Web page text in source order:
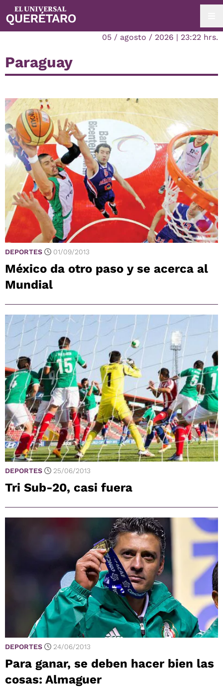
05 / agosto / 2026 | 23:22 hrs.
Paraguay
DEPORTES 01/09/2013
México da otro paso y se acerca al
Mundial
DEPORTES 25/06/2013
Tri Sub-20, casi fuera
DEPORTES 24/06/2013
Para ganar, se deben hacer bien las
cosas: Almaguer